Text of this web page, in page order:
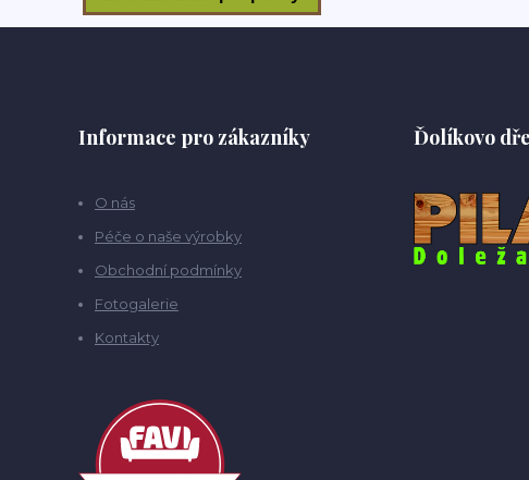
Informace pro zákazníky
O nás
Péče o naše výrobky
Obchodní podmínky
Fotogalerie
Kontakty
Ďolíkovo